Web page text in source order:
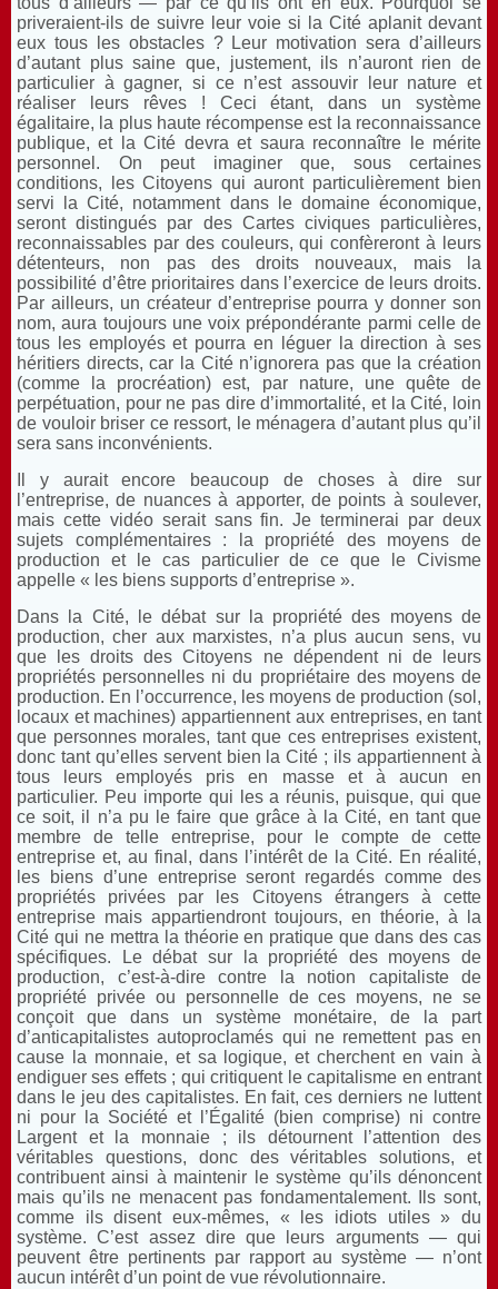
priveraient-ils de suivre leur voie si la Cité aplanit devant
eux tous les obstacles ? Leur motivation sera d’ailleurs
d’autant plus saine que, justement, ils n’auront rien de
particulier à gagner, si ce n’est assouvir leur nature et
réaliser leurs rêves ! Ceci étant, dans un système
égalitaire, la plus haute récompense est la reconnaissance
publique, et la Cité devra et saura reconnaître le mérite
personnel. On peut imaginer que, sous certaines
conditions, les Citoyens qui auront particulièrement bien
servi la Cité, notamment dans le domaine économique,
seront distingués par des Cartes civiques particulières,
reconnaissables par des couleurs, qui confèreront à leurs
détenteurs, non pas des droits nouveaux, mais la
possibilité d’être prioritaires dans l’exercice de leurs droits.
Par ailleurs, un créateur d’entreprise pourra y donner son
nom, aura toujours une voix prépondérante parmi celle de
tous les employés et pourra en léguer la direction à ses
héritiers directs, car la Cité n’ignorera pas que la création
(comme la procréation) est, par nature, une quête de
perpétuation, pour ne pas dire d’immortalité, et la Cité, loin
de vouloir briser ce ressort, le ménagera d’autant plus qu’il
sera sans inconvénients.
Il y aurait encore beaucoup de choses à dire sur
l’entreprise, de nuances à apporter, de points à soulever,
mais cette vidéo serait sans fin. Je terminerai par deux
sujets complémentaires : la propriété des moyens de
production et le cas particulier de ce que le Civisme
appelle « les biens supports d’entreprise ».
Dans la Cité, le débat sur la propriété des moyens de
production, cher aux marxistes, n’a plus aucun sens, vu
que les droits des Citoyens ne dépendent ni de leurs
propriétés personnelles ni du propriétaire des moyens de
production. En l’occurrence, les moyens de production (sol,
locaux et machines) appartiennent aux entreprises, en tant
que personnes morales, tant que ces entreprises existent,
donc tant qu’elles servent bien la Cité ; ils appartiennent à
tous leurs employés pris en masse et à aucun en
particulier. Peu importe qui les a réunis, puisque, qui que
ce soit, il n’a pu le faire que grâce à la Cité, en tant que
membre de telle entreprise, pour le compte de cette
entreprise et, au final, dans l’intérêt de la Cité. En réalité,
les biens d’une entreprise seront regardés comme des
propriétés privées par les Citoyens étrangers à cette
entreprise mais appartiendront toujours, en théorie, à la
Cité qui ne mettra la théorie en pratique que dans des cas
spécifiques. Le débat sur la propriété des moyens de
production, c’est-à-dire contre la notion capitaliste de
propriété privée ou personnelle de ces moyens, ne se
conçoit que dans un système monétaire, de la part
d’anticapitalistes autoproclamés qui ne remettent pas en
cause la monnaie, et sa logique, et cherchent en vain à
endiguer ses effets ; qui critiquent le capitalisme en entrant
dans le jeu des capitalistes. En fait, ces derniers ne luttent
ni pour la Société et l’Égalité (bien comprise) ni contre
Largent et la monnaie ; ils détournent l’attention des
véritables questions, donc des véritables solutions, et
contribuent ainsi à maintenir le système qu’ils dénoncent
mais qu’ils ne menacent pas fondamentalement. Ils sont,
comme ils disent eux-mêmes, « les idiots utiles » du
système. C’est assez dire que leurs arguments — qui
peuvent être pertinents par rapport au système — n’ont
aucun intérêt d’un point de vue révolutionnaire.